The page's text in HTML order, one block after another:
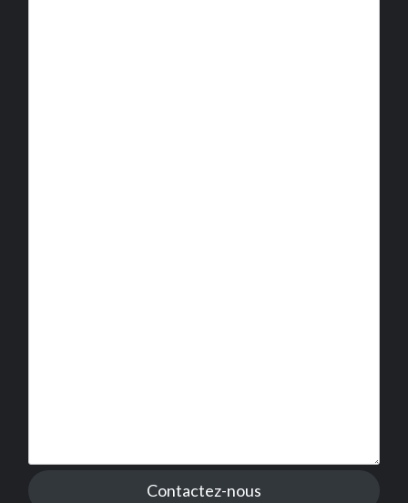
Contactez-nous